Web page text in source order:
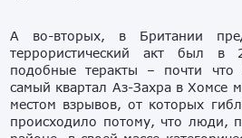
А во-вторых, в Британии
террористический акт был
подобные теракты – почти
самый квартал Аз-Захра в Хомсе
местом взрывов, от которых
происходило потому, что люди,